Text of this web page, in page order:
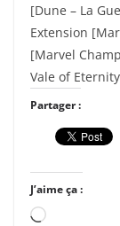
[Dune – La
Extension
[Marvel
Vale of
Partager :
J’aime ça :
C